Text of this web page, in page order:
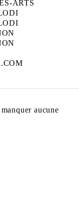
ARTS
aucune